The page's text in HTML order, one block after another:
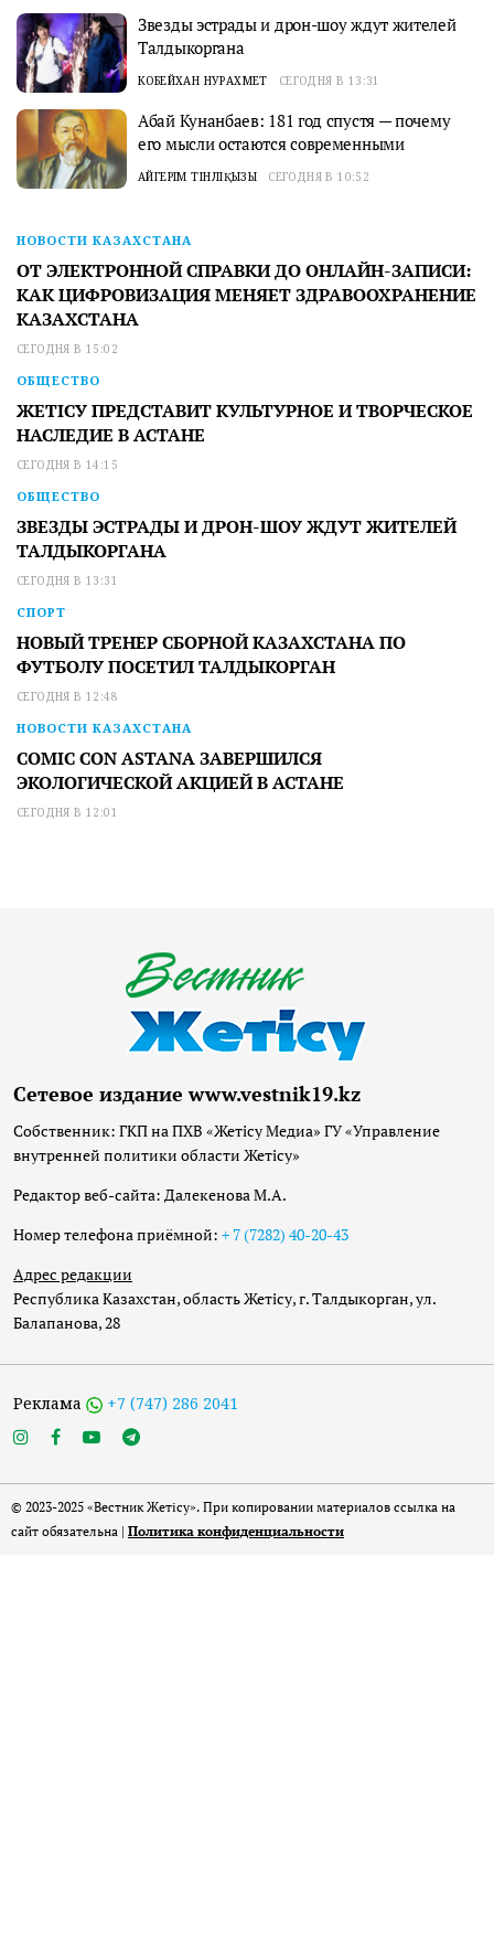
Звезды эстрады и дрон-шоу ждут жителей
Талдыкоргана
КОБЕЙХАН НУРАХМЕТ СЕГОДНЯ В 13:31
Абай Кунанбаев: 181 год спустя — почему
его мысли остаются современными
АЙГЕРІМ ТІНӘЛІҚЫЗЫ СЕГОДНЯ В 10:52
НОВОСТИ КАЗАХСТАНА
ОТ ЭЛЕКТРОННОЙ СПРАВКИ ДО ОНЛАЙН-ЗАПИСИ:
КАК ЦИФРОВИЗАЦИЯ МЕНЯЕТ ЗДРАВООХРАНЕНИЕ
КАЗАХСТАНА
СЕГОДНЯ В 15:02
ОБЩЕСТВО
ЖЕТІСУ ПРЕДСТАВИТ КУЛЬТУРНОЕ И ТВОРЧЕСКОЕ
НАСЛЕДИЕ В АСТАНЕ
СЕГОДНЯ В 14:15
ОБЩЕСТВО
ЗВЕЗДЫ ЭСТРАДЫ И ДРОН-ШОУ ЖДУТ ЖИТЕЛЕЙ
ТАЛДЫКОРГАНА
СЕГОДНЯ В 13:31
СПОРТ
НОВЫЙ ТРЕНЕР СБОРНОЙ КАЗАХСТАНА ПО
ФУТБОЛУ ПОСЕТИЛ ТАЛДЫКОРГАН
СЕГОДНЯ В 12:48
НОВОСТИ КАЗАХСТАНА
COMIC CON ASTANA ЗАВЕРШИЛСЯ
ЭКОЛОГИЧЕСКОЙ АКЦИЕЙ В АСТАНЕ
СЕГОДНЯ В 12:01
Сетевое издание www.vestnik19.kz
Собственник: ГКП на ПХВ «Жетісу Медиа» ГУ «Управление
внутренней политики области Жетісу»
Редактор веб-сайта: Далекенова М.А.
Номер телефона приёмной: + 7 (7282) 40-20-43
Адрес редакции
Республика Казахстан, область Жетісу, г. Талдыкорган, ул.
Балапанова, 28
Реклама +7 (747) 286 2041
© 2023-2025 «Вестник Жетісу». При копировании материалов ссылка на
сайт обязательна | Политика конфиденциальности